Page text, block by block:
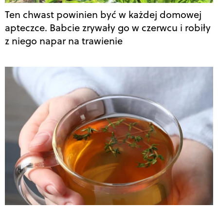
Ten chwast powinien być w każdej domowej
apteczce. Babcie zrywały go w czerwcu i robiły
z niego napar na trawienie